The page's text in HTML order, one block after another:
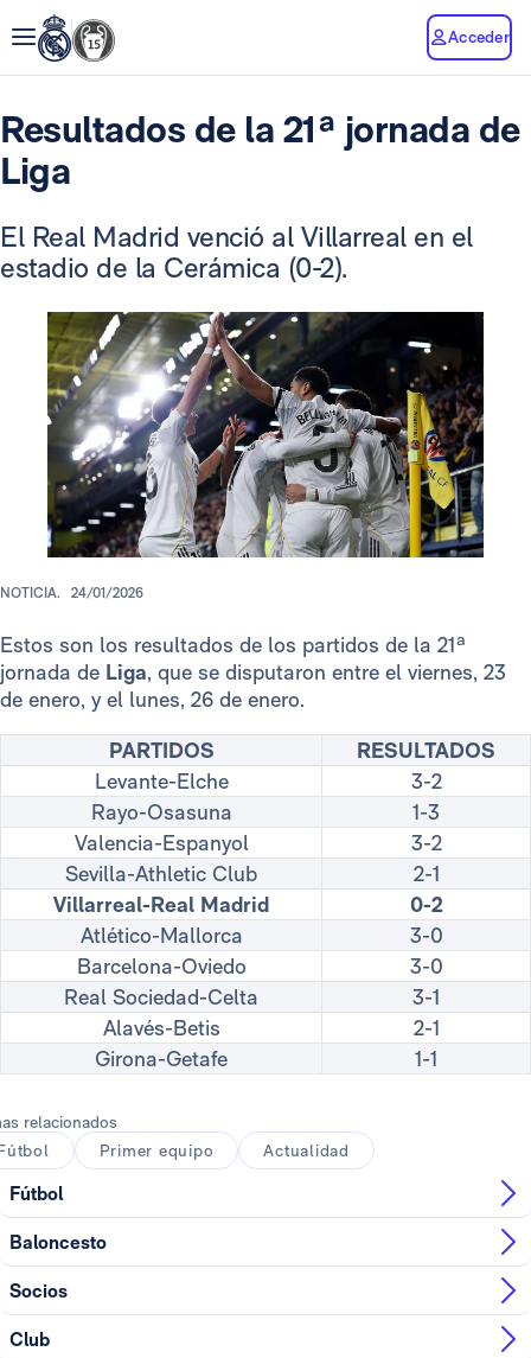
Acceder
Resultados de la 21ª jornada de
Liga
El Real Madrid venció al Villarreal en el
estadio de la Cerámica (0-2).
NOTICIA. 24/01/2026
Estos son los resultados de los partidos de la 21ª
jornada de Liga, que se disputaron entre el viernes, 23
de enero, y el lunes, 26 de enero.
PARTIDOS
RESULTADOS
Levante-Elche
3-2
Rayo-Osasuna
1-3
Valencia-Espanyol
3-2
Sevilla-Athletic Club
2-1
Villarreal-Real Madrid
0-2
Atlético-Mallorca
3-0
Barcelona-Oviedo
3-0
Real Sociedad-Celta
3-1
Alavés-Betis
2-1
Girona-Getafe
1-1
relacionados
Primer equipo Actualidad
Fútbol
Baloncesto
Socios
Club